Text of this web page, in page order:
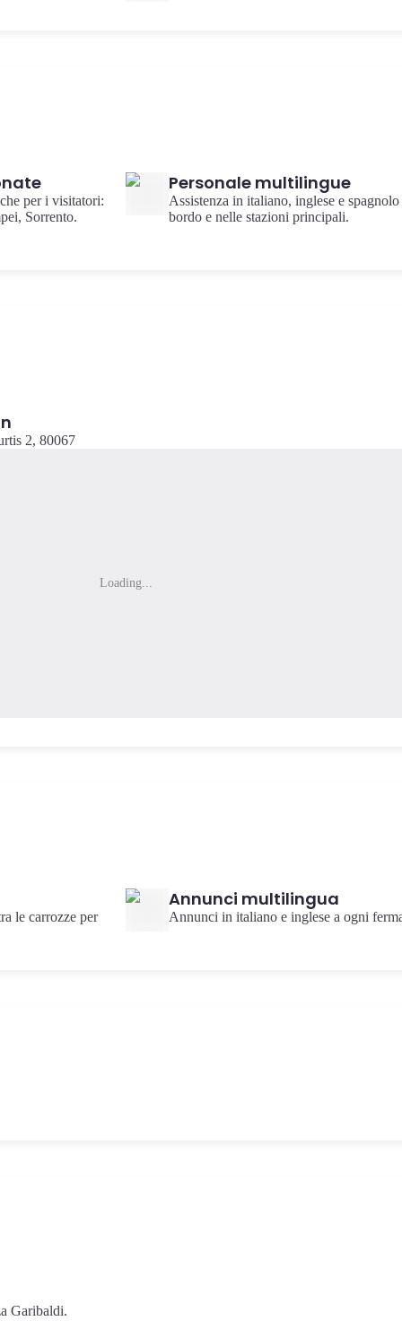
per i visitatori:
Sorrento.
Personale multilingue
Assistenza in italiano, inglese e spagnolo
bordo e nelle stazioni principali.
2, 80067
Loading...
le carrozze per
Annunci multilingua
Annunci in italiano e inglese a ogni
Garibaldi.